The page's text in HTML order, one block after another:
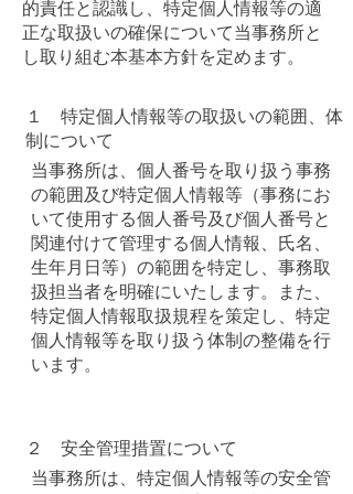
的責任と認識し、特定個人情報等の適
正な取扱いの確保について当事務所と
し取り組む本基本方針を定めます。​
１ 特定個人情報等の取扱いの範囲、体
制について
当事務所は、個人番号を取り扱う事務
の範囲及び特定個人情報等（事務にお
いて使用する個人番号及び個人番号と
関連付けて管理する個人情報、氏名、
生年月日等）の範囲を特定し、事務取
扱担当者を明確にいたします。また、
特定個人情報取扱規程を策定し、特定
個人情報等を取り扱う体制の整備を行
います。
２ 安全管理措置について
当事務所は、特定個人情報等の安全管